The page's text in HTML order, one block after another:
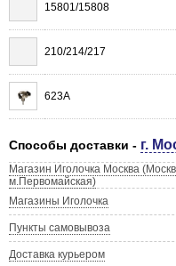
15801/15808
210/214/217
623A
Способы доставки - г.
Магазин Иголочка Москва
м.Первомайская)
Магазины Иголочка
Пункты самовывоза
Доставка курьером